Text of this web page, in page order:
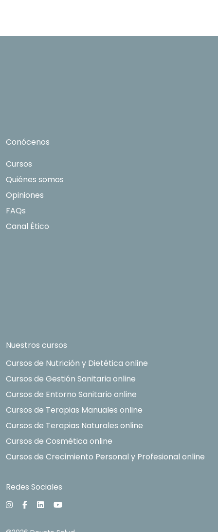
Conócenos
Cursos
Quiénes somos
Opiniones
FAQs
Canal Ético
Nuestros cursos
Cursos de Nutrición y Dietética online
Cursos de Gestión Sanitaria online
Cursos de Entorno Sanitario online
Cursos de Terapias Manuales online
Cursos de Terapias Naturales online
Cursos de Cosmética online
Cursos de Crecimiento Personal y Profesional online
Redes Sociales